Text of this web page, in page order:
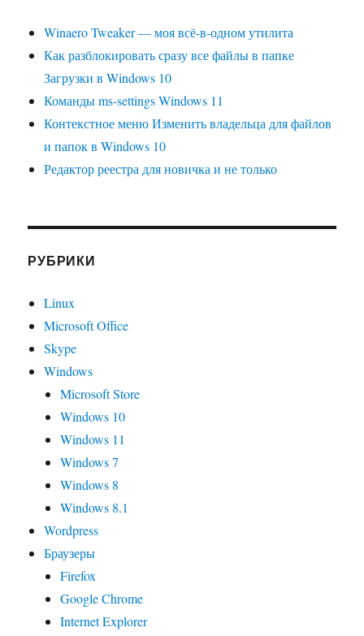
Winaero Tweaker — моя всё-в-одном утилита
Как разблокировать сразу все файлы в папке
Загрузки в Windows 10
Команды ms-settings Windows 11
Контекстное меню Изменить владельца для файлов
и папок в Windows 10
Редактор реестра для новичка и не только
РУБРИКИ
Linux
Microsoft Office
Skype
Windows
Microsoft Store
Windows 10
Windows 11
Windows 7
Windows 8
Windows 8.1
Wordpress
Браузеры
Firefox
Google Chrome
Internet Explorer